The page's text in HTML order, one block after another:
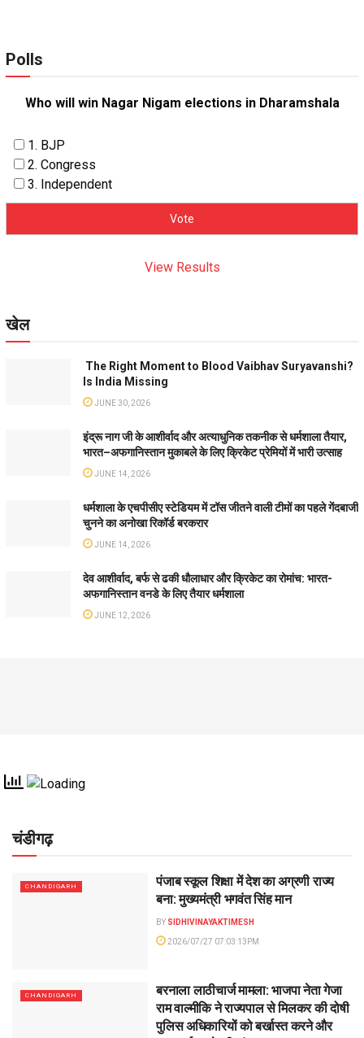
Polls
Who will win Nagar Nigam elections in Dharamshala
1. BJP
2. Congress
3. Independent
View Results
खेल
The Right Moment to Blood Vaibhav Suryavanshi?
Is India Missing
JUNE 30, 2026
इंद्रू नाग जी के आशीर्वाद और अत्याधुनिक तकनीक से धर्मशाला तैयार,
भारत–अफगानिस्तान मुकाबले के लिए क्रिकेट प्रेमियों में भारी उत्साह
JUNE 14, 2026
धर्मशाला के एचपीसीए स्टेडियम में टॉस जीतने वाली टीमों का पहले गेंदबाजी
चुनने का अनोखा रिकॉर्ड बरकरार
JUNE 14, 2026
देव आशीर्वाद, बर्फ से ढकी धौलाधार और क्रिकेट का रोमांच: भारत-
अफगानिस्तान वनडे के लिए तैयार धर्मशाला
JUNE 12, 2026
चंडीगढ़
CHANDIGARH
पंजाब स्कूल शिक्षा में देश का अग्रणी राज्य
बना: मुख्यमंत्री भगवंत सिंह मान
BY SIDHIVINAYAKTIMESH
2026/07/27 07:03:13PM
CHANDIGARH
बरनाला लाठीचार्ज मामला: भाजपा नेता गेजा
राम वाल्मीकि ने राज्यपाल से मिलकर की दोषी
पुलिस अधिकारियों को बर्खास्त करने और